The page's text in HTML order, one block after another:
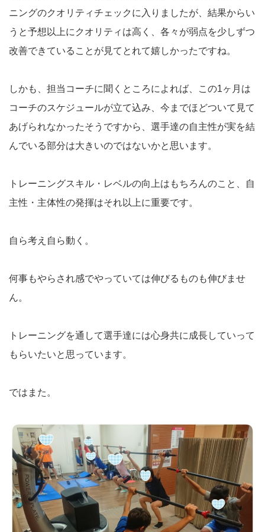
ニングのクオリティチェックに入りましたが、結果からい
うと予想以上にクオリティは高く、各々が弱点を少しずつ
改善できていることが見てとれて嬉しかったですね。
しかも、担当コーチに聞くところによれば、この1ヶ月は
コーチのスケジュールが立て込み、今までほどついて見て
あげられなかったそうですから、選手達の自主性が実を結
んでいる部分は大きいのではないかと思います。
トレーニングスキル・レベルの向上はもちろんのこと、自
主性・主体性の発揮はそれ以上に重要です。
自ら考え自ら動く。
何事もやらされ感でやっていては伸びるものも伸びませ
ん。
トレーニングを通して選手達には心身共に成長していって
もらいたいと思っています。
ではまた。